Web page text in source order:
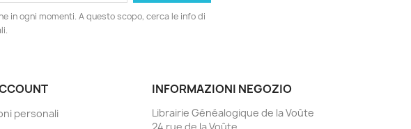
in ogni momenti. A questo scopo, cerca le info di
personali
INFORMAZIONI NEGOZIO
Librairie Généalogique de la Voûte
24 rue de la Voûte